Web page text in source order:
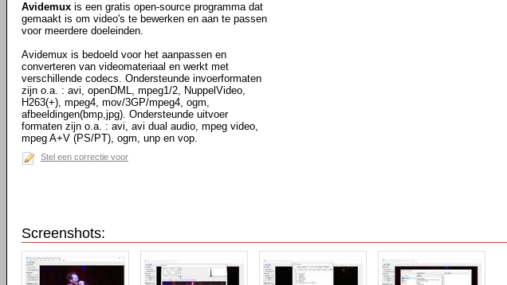
Avidemux is een gratis open-source programma dat
gemaakt is om video's te bewerken en aan te passen
voor meerdere doeleinden.
Avidemux is bedoeld voor het aanpassen en
converteren van videomateriaal en werkt met
verschillende codecs. Ondersteunde invoerformaten
zijn o.a. : avi, openDML, mpeg1/2, NuppelVideo,
H263(+), mpeg4, mov/3GP/mpeg4, ogm,
afbeeldingen(bmp,jpg). Ondersteunde uitvoer
formaten zijn o.a. : avi, avi dual audio, mpeg video,
mpeg A+V (PS/PT), ogm, unp en vop.
Stel een correctie voor
Screenshots: